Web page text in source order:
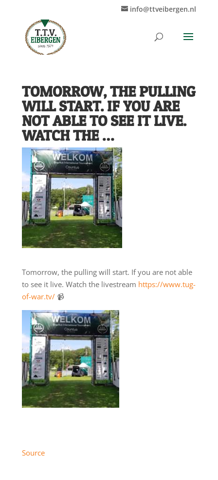
info@ttveibergen.nl
TOMORROW, THE PULLING
WILL START. IF YOU ARE
NOT ABLE TO SEE IT LIVE.
WATCH THE …
Tomorrow, the pulling will start. If you are not able
to see it live. Watch the livestream https://www.tug-
of-war.tv/📹
Source